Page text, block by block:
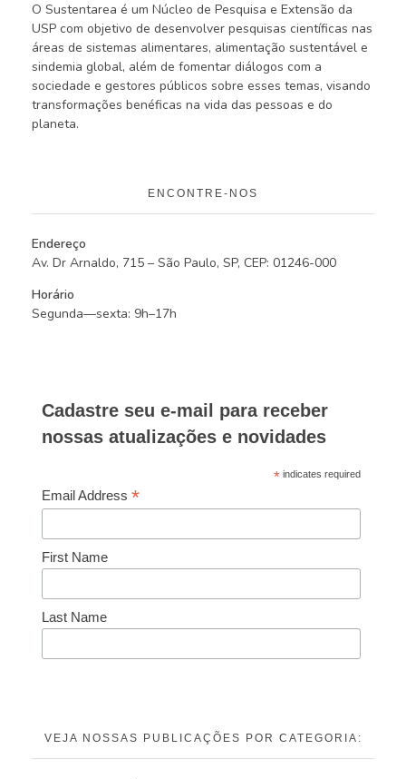
O Sustentarea é um Núcleo de Pesquisa e Extensão da
USP com objetivo de desenvolver pesquisas científicas nas
áreas de sistemas alimentares, alimentação sustentável e
sindemia global, além de fomentar diálogos com a
sociedade e gestores públicos sobre esses temas, visando
transformações benéficas na vida das pessoas e do
planeta.
ENCONTRE-NOS
Endereço
Av. Dr Arnaldo, 715 – São Paulo, SP, CEP: 01246-000
Horário
Segunda—sexta: 9h–17h
Cadastre seu e-mail para receber
nossas atualizações e novidades
* indicates required
Email Address*
First Name
Last Name
VEJA NOSSAS PUBLICAÇÕES POR CATEGORIA: